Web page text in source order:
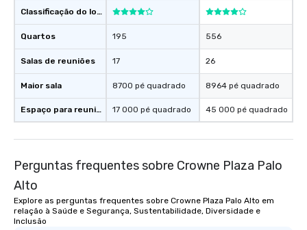
Classificação do local
Quartos
Salas de reuniões
Maior sala
Espaço para reuniões
195
17
8700 pé quadrado
17 000 pé quadrado
556
26
8964 pé quadrado
45 000 pé quadrado
Perguntas frequentes sobre Crowne Plaza Palo
Alto
Explore as perguntas frequentes sobre Crowne Plaza Palo Alto em
relação à Saúde e Segurança, Sustentabilidade, Diversidade e
Inclusão